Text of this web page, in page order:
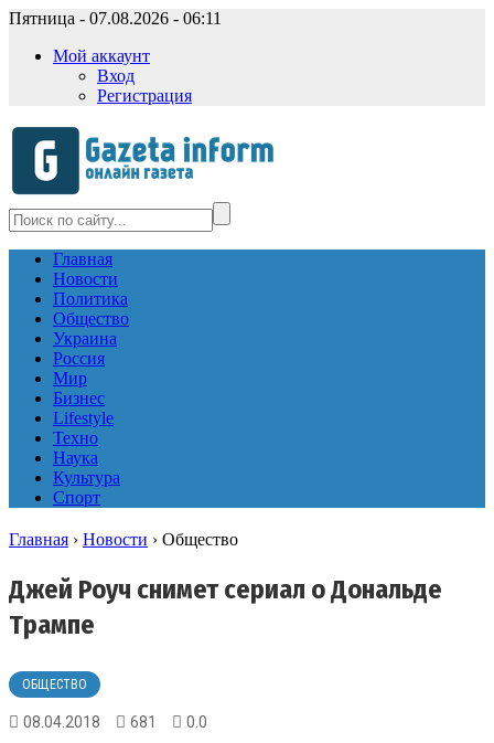
Пятница - 07.08.2026 - 06:11
Мой аккаунт
Вход
Регистрация
Главная
Новости
Политика
Общество
Украина
Россия
Мир
Бизнес
Lifestyle
Техно
Наука
Культура
Спорт
Главная › Новости › Общество
Джей Роуч снимет сериал о Дональде
Трампе
ОБЩЕСТВО
08.04.2018 681 0.0